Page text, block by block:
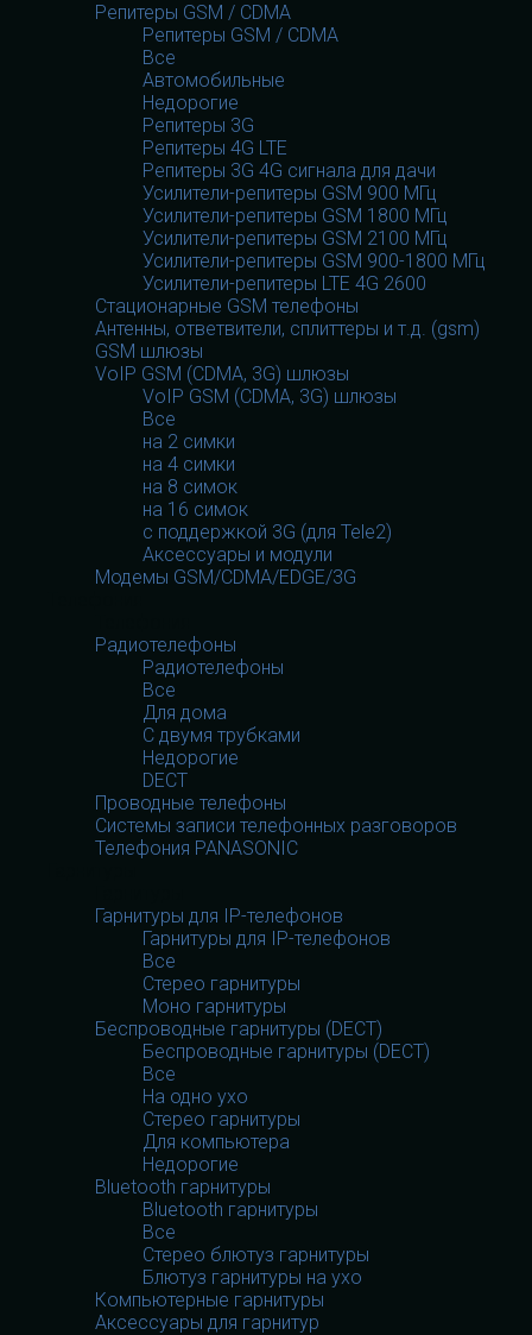
Репитеры GSM / CDMA
Репитеры GSM / CDMA
Все
Автомобильные
Недорогие
Репитеры 3G
Репитеры 4G LTE
Репитеры 3G 4G сигнала для дачи
Усилители-репитеры GSM 900 МГц
Усилители-репитеры GSM 1800 МГц
Усилители-репитеры GSM 2100 МГц
Усилители-репитеры GSM 900-1800 МГц
Усилители-репитеры LTE 4G 2600
Стационарные GSM телефоны
Антенны, ответвители, сплиттеры и т.д. (gsm)
GSM шлюзы
VoIP GSM (CDMA, 3G) шлюзы
VoIP GSM (CDMA, 3G) шлюзы
Все
на 2 симки
на 4 симки
на 8 симок
на 16 симок
с поддержкой 3G (для Tele2)
Аксессуары и модули
Модемы GSM/CDMA/EDGE/3G
Радиотелефоны
Радиотелефоны
Все
Для дома
С двумя трубками
Недорогие
DECT
Проводные телефоны
Системы записи телефонных разговоров
Телефония PANASONIC
Гарнитуры для IP-телефонов
Гарнитуры для IP-телефонов
Все
Стерео гарнитуры
Моно гарнитуры
Беспроводные гарнитуры (DECT)
Беспроводные гарнитуры (DECT)
Все
На одно ухо
Стерео гарнитуры
Для компьютера
Недорогие
Bluetooth гарнитуры
Bluetooth гарнитуры
Все
Стерео блютуз гарнитуры
Блютуз гарнитуры на ухо
Компьютерные гарнитуры
Аксессуары для гарнитур